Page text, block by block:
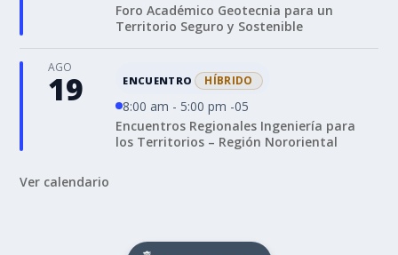
Foro Académico Geotecnia para un
Territorio Seguro y Sostenible
AGO
19 ENCUENTRO HÍBRIDO
8:00 am - 5:00 pm -05
Encuentros Regionales Ingeniería para
los Territorios – Región Nororiental
Ver calendario